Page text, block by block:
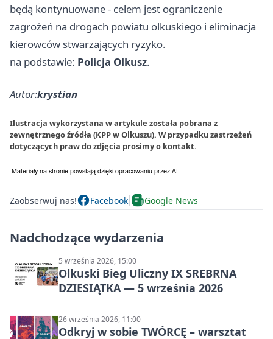
będą kontynuowane - celem jest ograniczenie
zagrożeń na drogach powiatu olkuskiego i eliminacja
kierowców stwarzających ryzyko.
na podstawie: Policja Olkusz.
Autor:krystian
Ilustracja wykorzystana w artykule została pobrana z
zewnętrznego źródła (KPP w Olkuszu). W przypadku zastrzeżeń
dotyczących praw do zdjęcia prosimy o kontakt.
Zaobserwuj nas! Facebook Google News
Nadchodzące wydarzenia
5 września 2026, 15:00
Olkuski Bieg Uliczny IX SREBRNA
DZIESIĄTKA — 5 września 2026
26 września 2026, 11:00
Odkryj w sobie TWÓRCĘ – warsztat